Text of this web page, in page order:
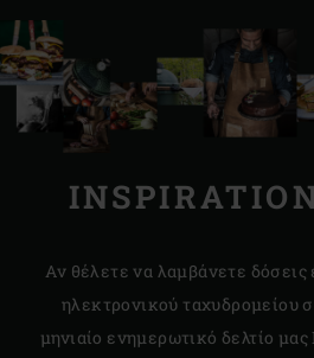
Αν θέλετε να λαμβάνετε
ηλεκτρονικού ταχυδρομείου
μηνιαίο ενημερωτικό δελτίο